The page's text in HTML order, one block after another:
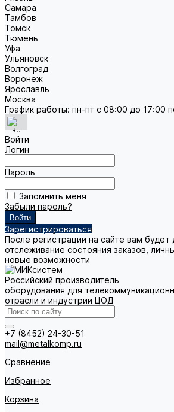
Самара
Тамбов
Томск
Тюмень
Уфа
Ульяновск
Волгоград
Воронеж
Ярославль
Москва
График работы: пн-пт с 08:00 до 17:00
Войти
Логин
Пароль
Запомнить меня
Забыли пароль?
Зарегистрироваться
После регистрации на сайте вам будет
отслеживание состояния заказов,
новые возможности
Российский производитель
оборудования для
отрасли и индустрии ЦОД
+7 (8452) 24-30-51
mail@metalkomp.ru
Сравнение
Избранное
Корзина